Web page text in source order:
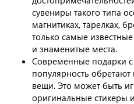
сувениры такого типа
магнитиках, тарелках,
только самые
и знаменитые места.
Современные подарки
популярность
вещи. Это может быть
оригинальные стикеры